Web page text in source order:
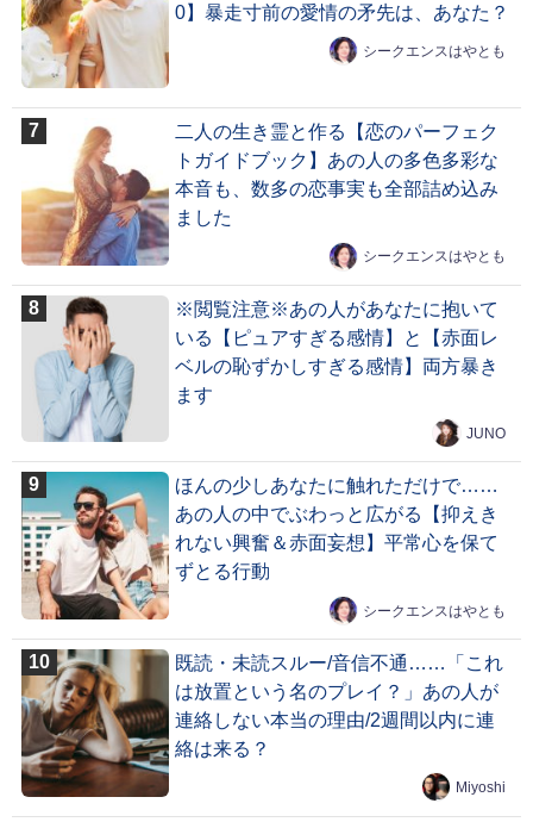
0】暴走寸前の愛情の矛先は、あなた？
シークエンスはやとも
二人の生き霊と作る【恋のパーフェク
トガイドブック】あの人の多色多彩な
本音も、数多の恋事実も全部詰め込み
ました
シークエンスはやとも
※閲覧注意※あの人があなたに抱いて
いる【ピュアすぎる感情】と【赤面レ
ベルの恥ずかしすぎる感情】両方暴き
ます
JUNO
ほんの少しあなたに触れただけで……
あの人の中でぶわっと広がる【抑えき
れない興奮＆赤面妄想】平常心を保て
ずとる行動
シークエンスはやとも
既読・未読スルー/音信不通……「これ
は放置という名のプレイ？」あの人が
連絡しない本当の理由/2週間以内に連
絡は来る？
Miyoshi